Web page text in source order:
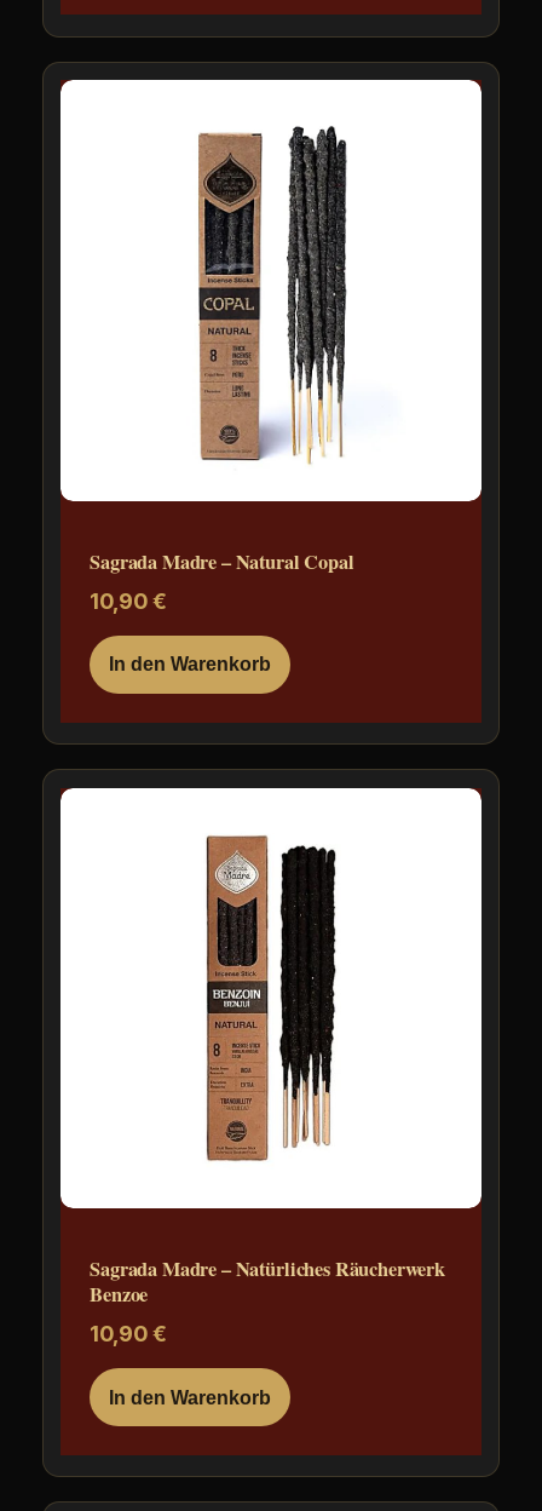
Sagrada Madre – Natural Copal
10,90€
In den Warenkorb
Sagrada Madre – Natürliches Räucherwerk
Benzoe
10,90€
In den Warenkorb